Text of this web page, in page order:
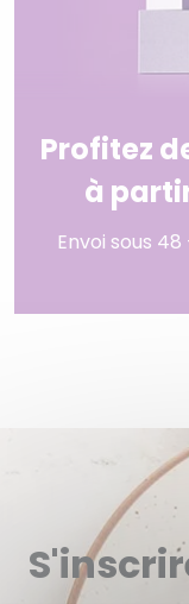
Profitez
à
Envoi sous